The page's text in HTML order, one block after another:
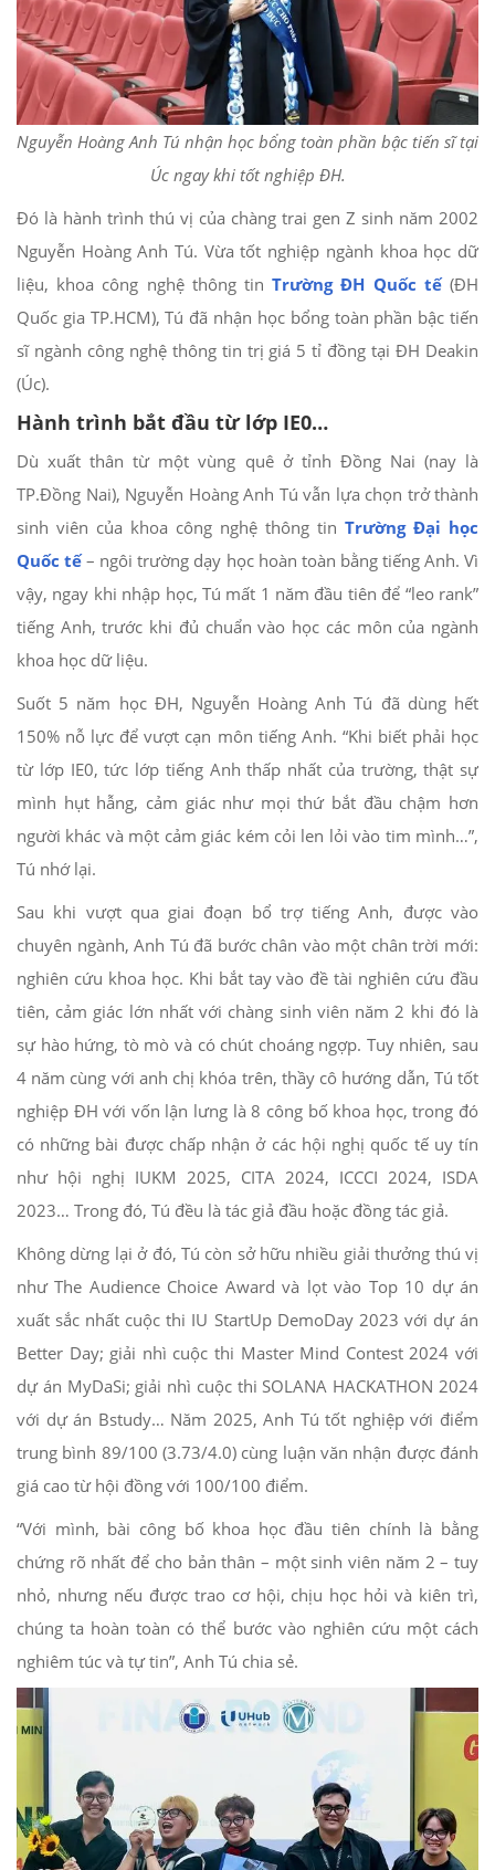
Nguyễn Hoàng Anh Tú nhận học bổng toàn phần bậc tiến sĩ tại
Úc ngay khi tốt nghiệp ĐH.
Đó là hành trình thú vị của chàng trai gen Z sinh năm 2002
Nguyễn Hoàng Anh Tú. Vừa tốt nghiệp ngành khoa học dữ
liệu, khoa công nghệ thông tinTrường ĐH Quốc tế(ĐH
Quốc gia TP.HCM), Tú đã nhận học bổng toàn phần bậc tiến
sĩ ngành công nghệ thông tin trị giá 5 tỉ đồng tại ĐH Deakin
(Úc).
Hành trình bắt đầu từ lớp IE0…
Dù xuất thân từ một vùng quê ở tỉnh Đồng Nai (nay là
TP.Đồng Nai), Nguyễn Hoàng Anh Tú vẫn lựa chọn trở thành
sinh viên của khoa công nghệ thông tin Trường Đại học
Quốc tế– ngôi trường dạy học hoàn toàn bằng tiếng Anh. Vì
vậy, ngay khi nhập học, Tú mất 1 năm đầu tiên để “leo rank”
tiếng Anh, trước khi đủ chuẩn vào học các môn của ngành
khoa học dữ liệu.
Suốt 5 năm học ĐH, Nguyễn Hoàng Anh Tú đã dùng hết
150% nỗ lực để vượt cạn môn tiếng Anh. “Khi biết phải học
từ lớp IE0, tức lớp tiếng Anh thấp nhất của trường, thật sự
mình hụt hẫng, cảm giác như mọi thứ bắt đầu chậm hơn
người khác và một cảm giác kém cỏi len lỏi vào tim mình…”,
Tú nhớ lại.
Sau khi vượt qua giai đoạn bổ trợ tiếng Anh, được vào
chuyên ngành, Anh Tú đã bước chân vào một chân trời mới:
nghiên cứu khoa học. Khi bắt tay vào đề tài nghiên cứu đầu
tiên, cảm giác lớn nhất với chàng sinh viên năm 2 khi đó là
sự hào hứng, tò mò và có chút choáng ngợp. Tuy nhiên, sau
4 năm cùng với anh chị khóa trên, thầy cô hướng dẫn, Tú tốt
nghiệp ĐH với vốn lận lưng là 8 công bố khoa học, trong đó
có những bài được chấp nhận ở các hội nghị quốc tế uy tín
như hội nghị IUKM 2025, CITA 2024, ICCCI 2024, ISDA
2023… Trong đó, Tú đều là tác giả đầu hoặc đồng tác giả.
Không dừng lại ở đó, Tú còn sở hữu nhiều giải thưởng thú vị
như The Audience Choice Award và lọt vào Top 10 dự án
xuất sắc nhất cuộc thi IU StartUp DemoDay 2023 với dự án
Better Day; giải nhì cuộc thi Master Mind Contest 2024 với
dự án MyDaSi; giải nhì cuộc thi SOLANA HACKATHON 2024
với dự án Bstudy… Năm 2025, Anh Tú tốt nghiệp với điểm
trung bình 89/100 (3.73/4.0) cùng luận văn nhận được đánh
giá cao từ hội đồng với 100/100 điểm.
“Với mình, bài công bố khoa học đầu tiên chính là bằng
chứng rõ nhất để cho bản thân – một sinh viên năm 2 – tuy
nhỏ, nhưng nếu được trao cơ hội, chịu học hỏi và kiên trì,
chúng ta hoàn toàn có thể bước vào nghiên cứu một cách
nghiêm túc và tự tin”, Anh Tú chia sẻ.